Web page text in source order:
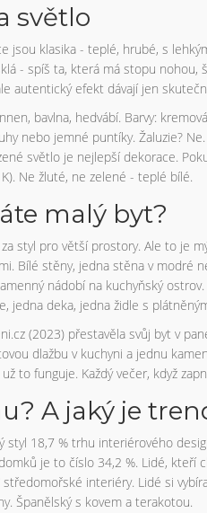
světlo
jsou klasika - teplé, hrubé, s
- spíš ta, která má stopu nohou,
autentický efekt dávají jen
bavlna, hedvábí. Barvy:
nebo jemné puntíky. Žaluzie?
světlo je nejlepší dekorace.
Ne žluté, ne zelené - teplé bílé.
malý byt?
styl pro větší prostory. Ale to je
Bílé stěny, jedna stěna v modré
nádobí na kuchyňský ostrov.
jedna deka, jedna židle s
(2023) přestavěla svůj byt v
dlažbu v kuchyni a jednu
to funguje. Každý večer, když
A jaký je
styl 18,7 % trhu interiérového
je to číslo 34,2 %. Lidé,
interiéry. Lidé si
Španělský s kovem a terakotou.